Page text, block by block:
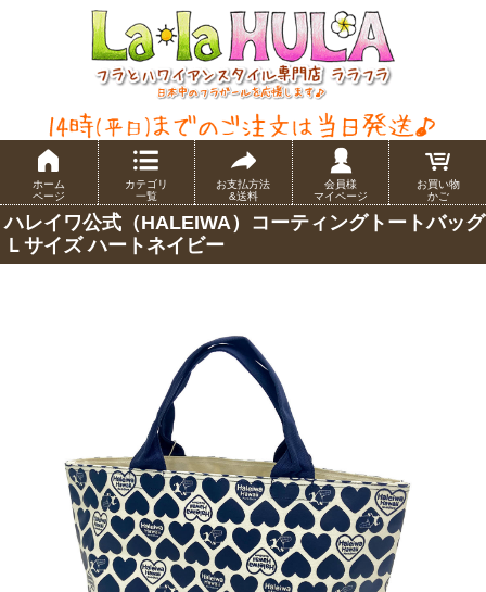
ホーム
ページ
カテゴリ
一覧
お支払方法
&送料
会員様
マイページ
お買い物
かご
ハレイワ公式（HALEIWA）コーティングトートバッグ
Ｌサイズ ハートネイビー